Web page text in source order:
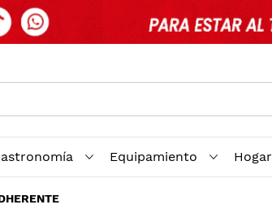
Equipamiento Hogar